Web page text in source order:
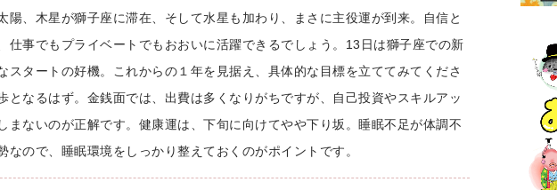
陽、木星が獅子座に滞在、そして水星も加わり、まさに主役運が到来。自信と
仕事でもプライベートでもおおいに活躍できるでしょう。13日は獅子座での新
スタートの好機。これからの１年を見据え、具体的な目標を立ててみてくださ
となるはず。金銭面では、出費は多くなりがちですが、自己投資やスキルアッ
まないのが正解です。健康運は、下旬に向けてやや下り坂。睡眠不足が体調不
なので、睡眠環境をしっかり整えておくのがポイントです。